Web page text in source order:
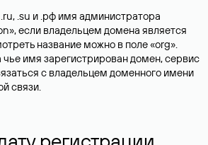
.su и .рф имя администратора
если владельцем домена является
название можно в поле «org».
чье имя зарегистрирован домен, сервис
с владельцем доменного имени
связи.